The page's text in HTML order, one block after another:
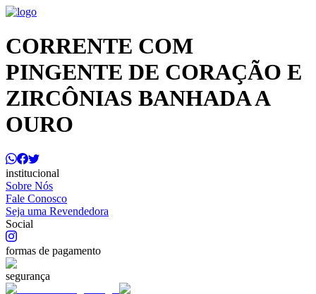
CORRENTE COM
PINGENTE DE CORAÇÃO E
ZIRCÔNIAS BANHADA A
OURO
institucional
Sobre Nós
Fale Conosco
Seja uma Revendedora
Social
formas de pagamento
segurança